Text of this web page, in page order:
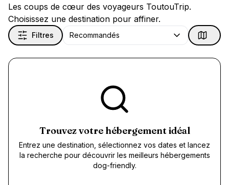
Les coups de cœur des voyageurs ToutouTrip.
Choisissez une destination pour affiner.
Filtres Recommandés
Trouvez votre hébergement idéal
Entrez une destination, sélectionnez vos dates et lancez
la recherche pour découvrir les meilleurs hébergements
dog-friendly.